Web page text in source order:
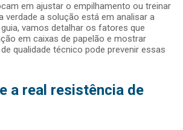
em ajustar o empilhamento ou treinar
verdade a solução está em analisar a
vamos detalhar os fatores que
em caixas de papelão e mostrar
qualidade técnico pode prevenir essas
a real resistência de